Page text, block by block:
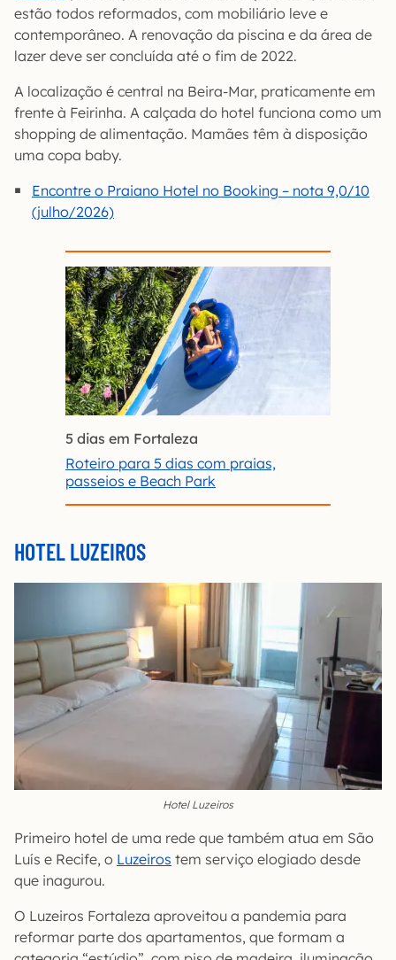
estão todos reformados, com mobiliário leve e
contemporâneo. A renovação da piscina e da área de
lazer deve ser concluída até o fim de 2022.
A localização é central na Beira-Mar, praticamente em
frente à Feirinha. A calçada do hotel funciona como um
shopping de alimentação. Mamães têm à disposição
uma copa baby.
Encontre o Praiano Hotel no Booking – nota 9,0/10
(julho/2026)
5 dias em Fortaleza
Roteiro para 5 dias com praias,
passeios e Beach Park
HOTEL LUZEIROS
Hotel Luzeiros
Primeiro hotel de uma rede que também atua em São
Luís e Recife, o Luzeiros tem serviço elogiado desde
que inagurou.
O Luzeiros Fortaleza aproveitou a pandemia para
reformar parte dos apartamentos, que formam a